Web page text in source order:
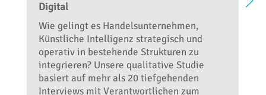
Digital
Wie gelingt es Handelsunternehmen,
Künstliche Intelligenz strategisch und
operativ in bestehende Strukturen zu
integrieren? Unsere qualitative Studie
basiert auf mehr als 20 tiefgehenden
Interviews mit Verantwortlichen zum